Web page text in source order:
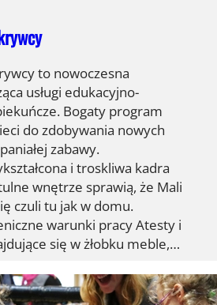
to nowoczesna
usługi edukacyjno-
Bogaty program
do zdobywania nowych
zabawy.
i troskliwa kadra
wnętrze sprawią, że Mali
czuli tu jak w domu.
warunki pracy Atesty i
się w żłobku meble,…